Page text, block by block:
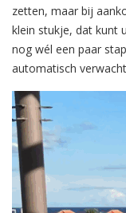
zetten, maar bij
klein stukje, dat kunt
nog wél een paar
automatisch